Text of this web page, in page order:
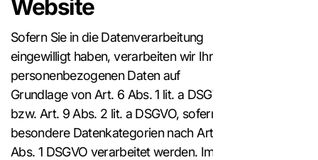
Website
Sofern Sie in die Datenverarbeitung
eingewilligt haben, verarbeiten wir Ihre
personenbezogenen Daten auf
Grundlage von Art. 6 Abs. 1 lit. a DSGVO
bzw. Art. 9 Abs. 2 lit. a DSGVO, sofern
besondere Datenkategorien nach Art. 9
Abs. 1 DSGVO verarbeitet werden. Im